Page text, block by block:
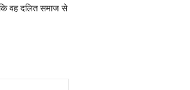
वह दलित समाज से